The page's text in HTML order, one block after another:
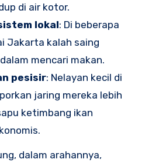
di air kotor.
lokal: Di beberapa
Jakarta kalah saing
mencari makan.
pesisir: Nelayan kecil di
jaring mereka lebih
ketimbang ikan
dalam arahannya,